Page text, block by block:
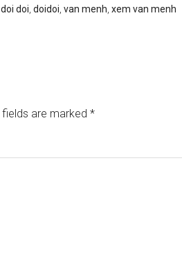
doi doi doidoi van menh xem van menh
fields are marked *